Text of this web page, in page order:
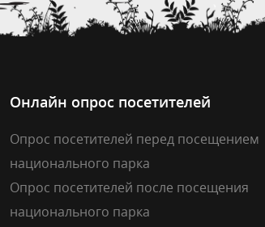
Онлайн опрос посетителей
Опрос посетителей перед посещением
национального парка
Опрос посетителей после посещения
национального парка